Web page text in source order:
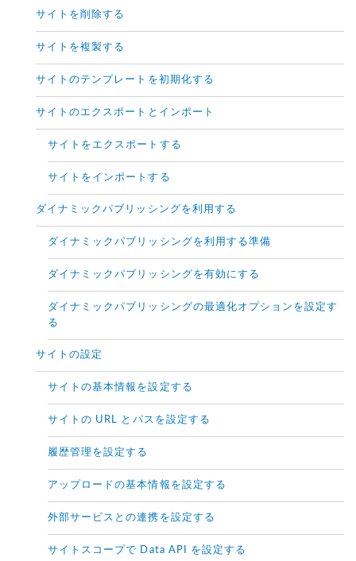
サイトを削除する
サイトを複製する
サイトのテンプレートを初期化する
サイトのエクスポートとインポート
サイトをエクスポートする
サイトをインポートする
ダイナミックパブリッシングを利用する
ダイナミックパブリッシングを利用する準備
ダイナミックパブリッシングを有効にする
ダイナミックパブリッシングの最適化オプションを設定す
る
サイトの設定
サイトの基本情報を設定する
サイトの URL とパスを設定する
履歴管理を設定する
アップロードの基本情報を設定する
外部サービスとの連携を設定する
サイトスコープで Data API を設定する